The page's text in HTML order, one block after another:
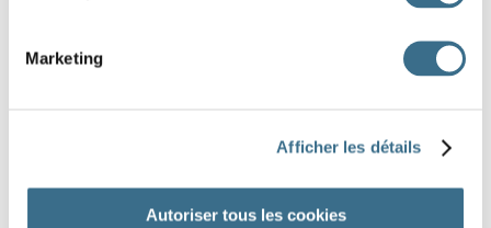
Marketing
Afficher les détails
Autoriser tous les cookies